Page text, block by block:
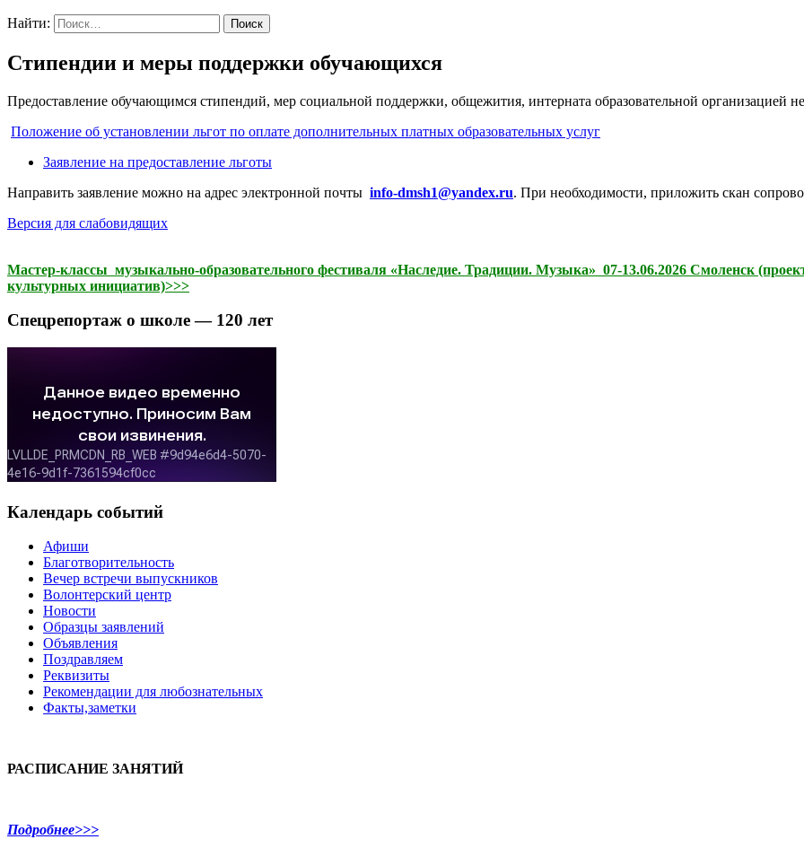
Найти:
Стипендии и меры поддержки обучающихся
Предоставление обучающимся стипендий, мер социальной поддержки, общежития, интерната образовательной организацией
Положение об установлении льгот по оплате дополнительных платных образовательных услуг
Заявление на предоставление льготы
Направить заявление можно на адрес электронной почты info-dmsh1@yandex.ru. При необходимости, приложить скан
Версия для слабовидящих
Мастер-классы музыкально-образовательного фестиваля «Наследие. Традиции. Музыка» 07-13.06.2026 Смоленск
культурных инициатив)>>>
Спецрепортаж о школе — 120 лет
Календарь событий
Афиши
Благотворительность
Вечер встречи выпускников
Волонтерский центр
Новости
Образцы заявлений
Объявления
Поздравляем
Реквизиты
Рекомендации для любознательных
Факты,заметки
РАСПИСАНИЕ ЗАНЯТИЙ
Подробнее>>>